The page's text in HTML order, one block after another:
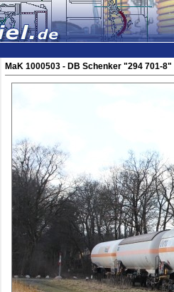
MaK 1000503 - DB Schenker "294 701-8"